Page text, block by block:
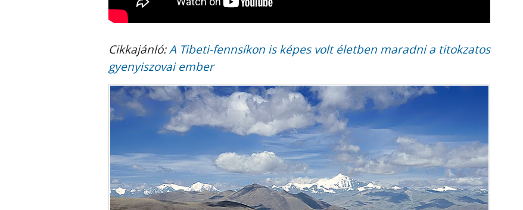
Cikkajánló:A Tibeti-fennsíkon is képes volt életben maradni a titokzatos
gyenyiszovai ember